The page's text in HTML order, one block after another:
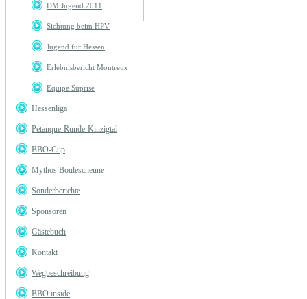
DM Jugend 2011
Sichtung beim HPV
Jugend für Hessen
Erlebnisbericht Montreux
Equipe Suprise
Hessenliga
Petanque-Runde-Kinzigtal
BBO-Cup
Mythos Boulescheune
Sonderberichte
Sponsoren
Gästebuch
Kontakt
Wegbeschreibung
BBO inside